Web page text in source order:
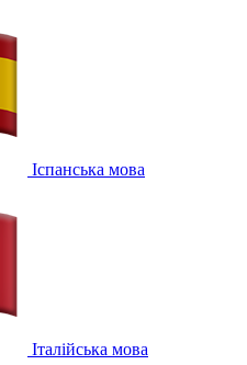
Іспанська мова
Італійська мова